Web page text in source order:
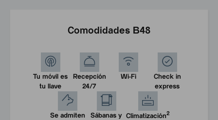
Comodidades B48
Tu móvil es
tu llave
Recepción
24/7
Wi-Fi
Check in
express
Se admiten
Sábanas y Climatización2